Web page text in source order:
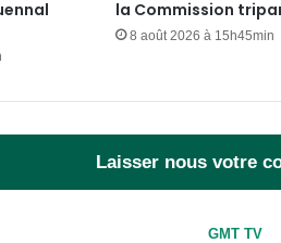
la Commission
8 août 2026 à 15h45min
Laisser nous votre
GMT TV